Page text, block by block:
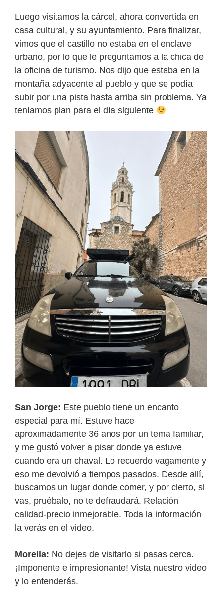
Luego visitamos la cárcel, ahora convertida en
casa cultural, y su ayuntamiento. Para finalizar,
vimos que el castillo no estaba en el enclave
urbano, por lo que le preguntamos a la chica de
la oficina de turismo. Nos dijo que estaba en la
montaña adyacente al pueblo y que se podía
subir por una pista hasta arriba sin problema. Ya
teníamos plan para el día siguiente
San Jorge: Este pueblo tiene un encanto
especial para mí. Estuve hace
aproximadamente 36 años por un tema familiar,
y me gustó volver a pisar donde ya estuve
cuando era un chaval. Lo recuerdo vagamente y
eso me devolvió a tiempos pasados. Desde allí,
buscamos un lugar donde comer, y por cierto, si
vas, pruébalo, no te defraudará. Relación
calidad-precio inmejorable. Toda la información
la verás en el video.
Morella: No dejes de visitarlo si pasas cerca.
¡Imponente e impresionante! Vista nuestro video
y lo entenderás.